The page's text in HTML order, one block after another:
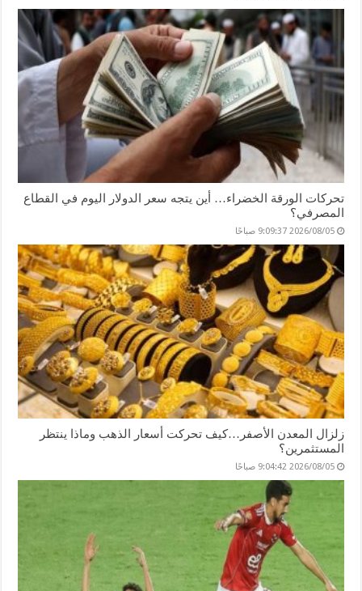
تحركات الورقة الخضراء… أين يتجه سعر الدولار اليوم في القطاع
المصرفي؟
2026/08/05 9:09:37 صباحًا
زلزال المعدن الأصفر…كيف تحركت أسعار الذهب وماذا ينتظر
المستثمرين؟
2026/08/05 9:04:42 صباحًا